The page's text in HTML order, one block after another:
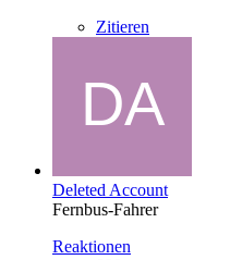
Zitieren
Deleted Account
Fernbus-Fahrer
Reaktionen